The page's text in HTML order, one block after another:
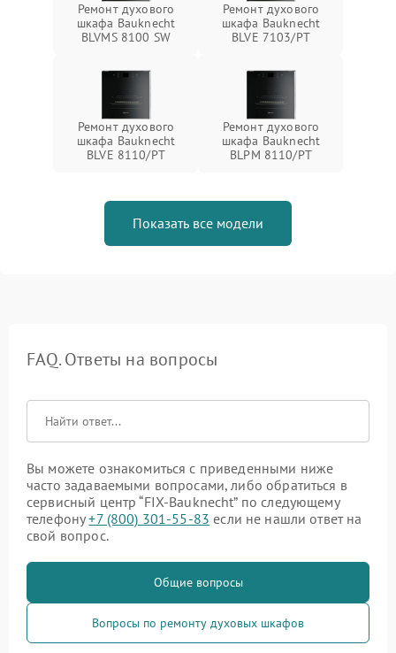
Ремонт духового
шкафа Bauknecht
BLVMS 8100 SW
Ремонт духового
шкафа Bauknecht
BLVE 7103/PT
Ремонт духового
шкафа Bauknecht
BLVE 8110/PT
Ремонт духового
шкафа Bauknecht
BLPM 8110/PT
Показать все модели
FAQ. Ответы на вопросы
Вы можете ознакомиться с приведенными ниже
часто задаваемыми вопросами, либо обратиться в
сервисный центр “FIX-Bauknecht” по следующему
телефону+7 (800) 301-55-83 если не нашли ответ на
свой вопрос.
Общие вопросы
Вопросы по ремонту духовых шкафов